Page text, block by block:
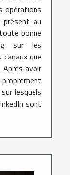
opérations
présent au
bonne
sur les
canaux que
Après avoir
lesquels
sont